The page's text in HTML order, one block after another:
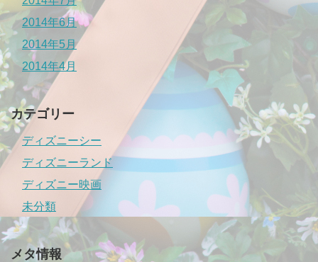
2014年6月
2014年5月
2014年4月
カテゴリー
ディズニーシー
ディズニーランド
ディズニー映画
未分類
メタ情報